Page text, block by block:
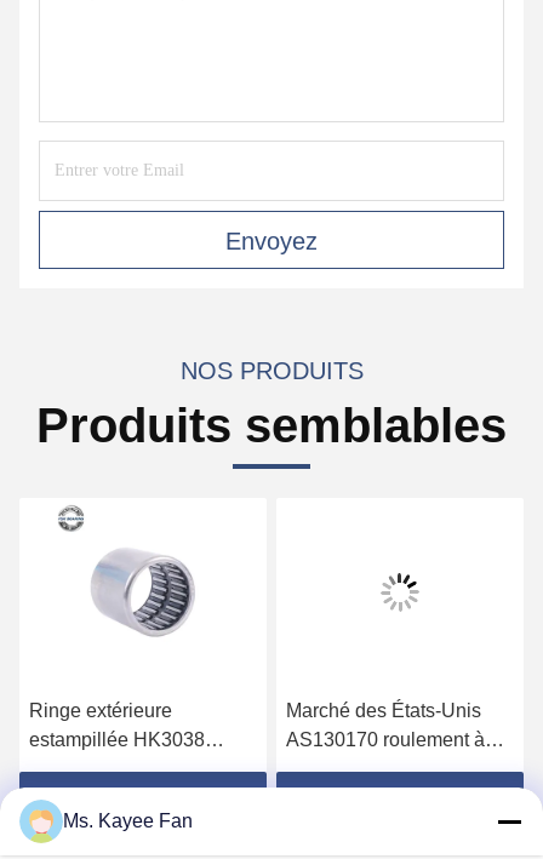
Envoyez
NOS PRODUITS
Produits semblables
Ringe extérieure
estampillée HK3038
rouleau à aiguille portant
30*37*38 mm tasse tirée
Obtenez le meilleur prix
Marché des États-Unis
AS130170 roulement à
aiguille 130x170x1mm
Ms. Kayee Fan